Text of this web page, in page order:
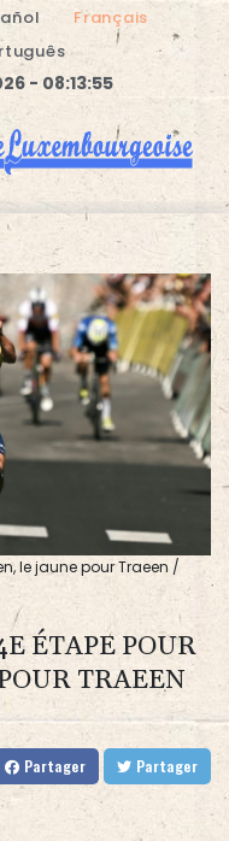
Français
- 08:13:55
le jaune pour Traeen /
ÉTAPE POUR
TRAEEN
Partager Partager